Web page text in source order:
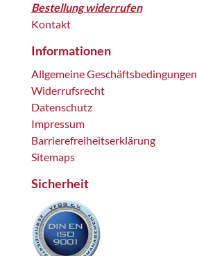
Bestellung widerrufen
Kontakt
Informationen
Allgemeine Geschäftsbedingungen
Widerrufsrecht
Datenschutz
Impressum
Barrierefreiheitserklärung
Sitemaps
Sicherheit